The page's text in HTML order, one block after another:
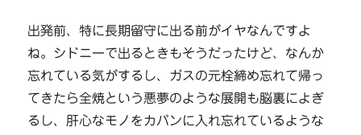
出発前、特に長期留守に出る前がイヤなんですよ
ね。シドニーで出るときもそうだったけど、なんか
忘れている気がするし、ガスの元栓締め忘れて帰っ
てきたら全焼という悪夢のような展開も脳裏によぎ
るし、肝心なモノをカバンに入れ忘れているような